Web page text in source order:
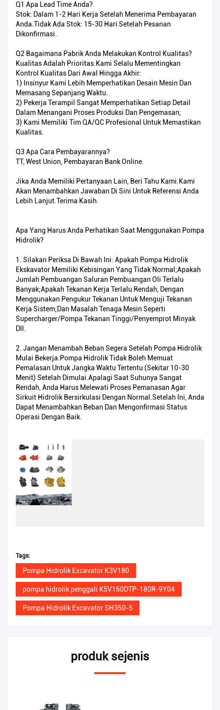
Q1 Apa Lead Time Anda?
Stok: Dalam 1-2 Hari Kerja Setelah Menerima Pembayaran
Anda.Tidak Ada Stok: 15-30 Hari Setelah Pesanan
Dikonfirmasi.
Q2 Bagaimana Pabrik Anda Melakukan Kontrol Kualitas?
Kualitas Adalah Prioritas.Kami Selalu Mementingkan
Kontrol Kualitas Dari Awal Hingga Akhir:
1) Insinyur Kami Lebih Memperhatikan Desain Mesin Dan
Memasang Sepanjang Waktu.
2) Pekerja Terampil Sangat Memperhatikan Setiap Detail
Dalam Menangani Proses Produksi Dan Pengemasan;
3) Kami Memiliki Tim QA/QC Profesional Untuk Memastikan
Kualitas.
Q3 Apa Cara Pembayarannya?
TT, West Union, Pembayaran Bank Online.
Jika Anda Memiliki Pertanyaan Lain, Beri Tahu Kami.Kami
Akan Menambahkan Jawaban Di Sini Untuk Referensi Anda
Lebih Lanjut.Terima Kasih.
Apa Yang Harus Anda Perhatikan Saat Menggunakan Pompa
Hidrolik?
1. Silakan Periksa Di Bawah Ini: Apakah Pompa Hidrolik
Ekskavator Memiliki Kebisingan Yang Tidak Normal;apakah
Jumlah Pembuangan Saluran Pembuangan Oli Terlalu
Banyak;apakah Tekanan Kerja Terlalu Rendah, Dengan
Menggunakan Pengukur Tekanan Untuk Menguji Tekanan
Kerja Sistem;dan Masalah Tenaga Mesin Seperti
Supercharger/pompa Tekanan Tinggi/penyemprot Minyak
Dll.
2. Jangan Menambah Beban Segera Setelah Pompa Hidrolik
Mulai Bekerja.Pompa Hidrolik Tidak Boleh Memuat
Pemalasan Untuk Jangka Waktu Tertentu (sekitar 10-30
Menit) Setelah Dimulai.Apalagi Saat Suhunya Sangat
Rendah, Anda Harus Melewati Proses Pemanasan Agar
Sirkuit Hidrolik Bersirkulasi Dengan Normal.Setelah Ini, Anda
Dapat Menambahkan Beban Dan Mengonfirmasi Status
Operasi Dengan Baik.
Tags:
Pompa Hidrolik Excavator K3V180
pompa hidrolik penggali K5V160DTP-180R-9Y04
Pompa Hidrolik Excavator SH350-5
produk sejenis